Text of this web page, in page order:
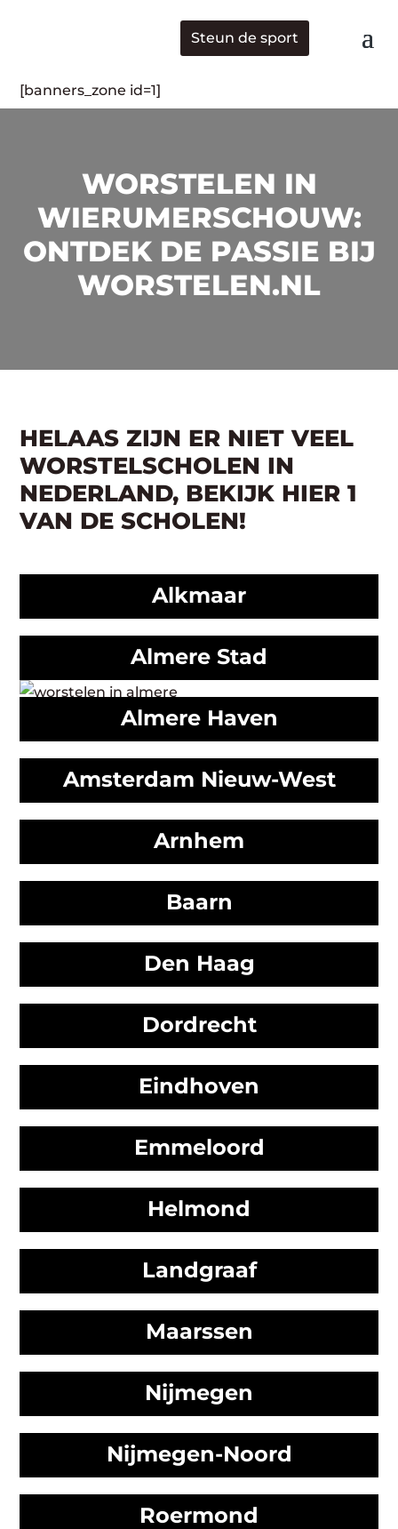
Steun de sport
[banners_zone id=1]
WORSTELEN IN
WIERUMERSCHOUW:
ONTDEK DE PASSIE BIJ
WORSTELEN.NL
HELAAS ZIJN ER NIET VEEL
WORSTELSCHOLEN IN
NEDERLAND, BEKIJK HIER 1
VAN DE SCHOLEN!
Alkmaar
Almere Stad
Almere Haven
Amsterdam Nieuw-West
Arnhem
Baarn
Den Haag
Dordrecht
Eindhoven
Emmeloord
Helmond
Landgraaf
Maarssen
Nijmegen
Nijmegen-Noord
Roermond